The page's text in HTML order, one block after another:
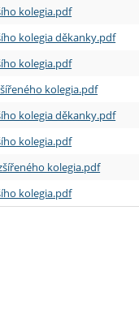
kolegia.pdf
kolegia děkanky.pdf
kolegia.pdf
kolegia.pdf
kolegia děkanky.pdf
kolegia.pdf
kolegia.pdf
kolegia.pdf